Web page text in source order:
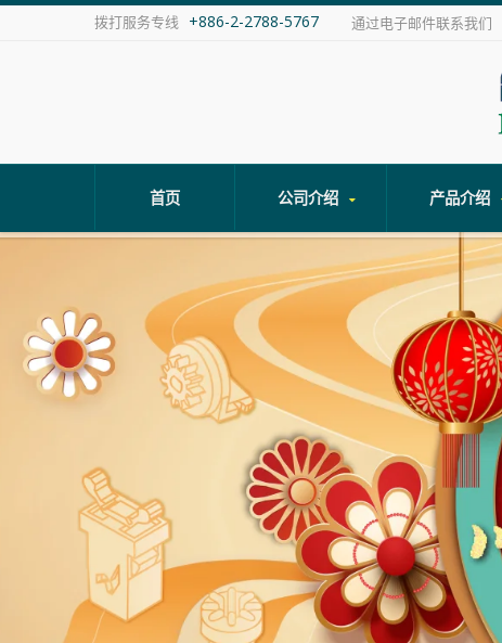
拨打服务专线 +886-2-2788-5767 通过电子邮件联系我们
首页 公司介绍 产品介绍